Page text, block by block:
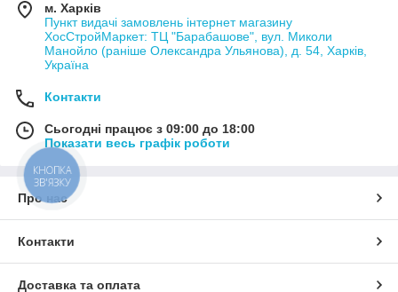
м. Харків
Пункт видачі замовлень інтернет магазину
ХосСтройМаркет: ТЦ "Барабашове", вул. Миколи
Манойло (раніше Олександра Ульянова), д. 54, Харків,
Україна
Контакти
Сьогодні працює з 09:00 до 18:00
Показати весь графік роботи
Про нас
Контакти
Доставка та оплата
КНОПКА
ЗВ'ЯЗКУ